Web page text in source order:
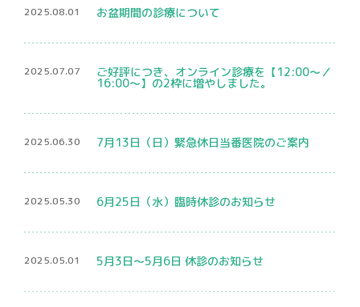
2025.08.01 お盆期間の診療について
2025.07.07 ご好評につき、オンライン診療を【12:00〜／
16:00〜】の2枠に増やしました。
2025.06.30 7月13日（日）緊急休日当番医院のご案内
2025.05.30 6月25日（水）臨時休診のお知らせ
2025.05.01 5月3日〜5月6日 休診のお知らせ